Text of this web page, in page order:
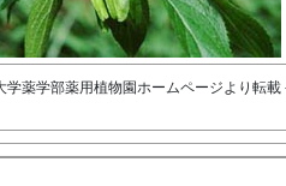
学薬学部薬用植物園ホームページより転載